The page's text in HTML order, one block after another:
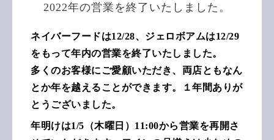
2022年の営業を終了いたしました。
ネイバーフードは12/28、ジェロボアムは12/29
をもって年内の営業を終了いたしました。
多くのお客様にご愛顧いただき、両店ともなん
とか年を越えることができます。１年間ありが
とうございました。
年明けは1/5（木曜日）11:00から営業を再開さ